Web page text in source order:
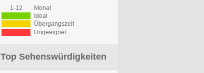
1-12
Monat
Ideal
Übergangszeit
Ungeeignet
Top Sehenswürdigkeiten